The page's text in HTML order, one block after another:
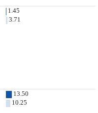
1.45
3.71
13.50
10.25